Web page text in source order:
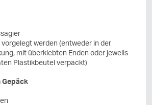
werden (entweder in der
mit überklebten Enden oder jeweils
Plastikbeutel verpackt)
Gepäck